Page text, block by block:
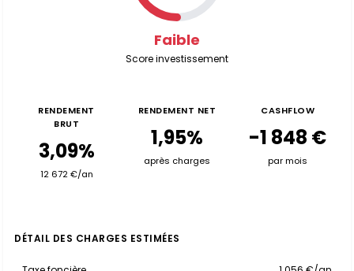
Faible
Score investissement
RENDEMENT
BRUT
3,09%
12 672 €/an
RENDEMENT NET
1,95%
après charges
CASHFLOW
-1 848 €
par mois
DÉTAIL DES CHARGES ESTIMÉES